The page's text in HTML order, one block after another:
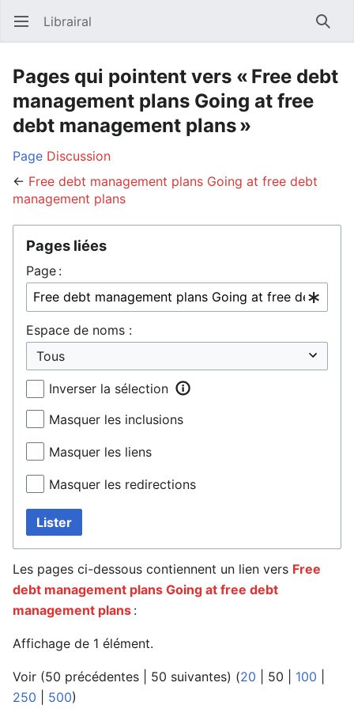
Ouvrir le menu principal Librairal
Pages qui pointent vers « Free debt
management plans Going at free
debt management plans »
Page Discussion
← Free debt management plans Going at free debt
management plans
Pages liées
Page :
Espace de noms :
Inverser la sélection
Masquer les inclusions
Masquer les liens
Masquer les redirections
Lister
Les pages ci-dessous contiennent un lien vers Free
debt management plans Going at free debt
management plans :
Affichage de 1 élément.
Voir (50 précédentes 50 suivantes) (20 50 100
250
500)